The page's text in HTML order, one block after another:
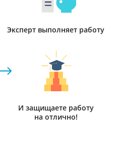
Эксперт выполняет работу
И защищаете работу
на отлично!